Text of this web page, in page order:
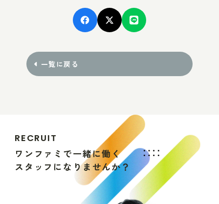
一覧に戻る
RECRUIT
ワ ン フ ァ ミ で一緒に働 く
ス タ ッ フ にな りま せんか？